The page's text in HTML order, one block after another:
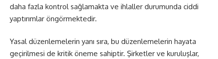
daha fazla kontrol sağlamakta ve ihlaller durumunda ciddi
yaptırımlar öngörmektedir.
Yasal düzenlemelerin yanı sıra, bu düzenlemelerin hayata
geçirilmesi de kritik öneme sahiptir. Şirketler ve kuruluşlar,